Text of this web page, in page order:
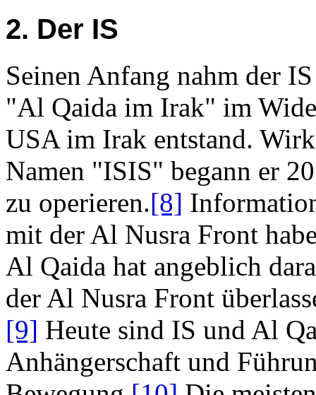
2. Der IS
Seinen Anfang nahm der
"Al Qaida im Irak" im
USA im Irak entstand.
Namen "ISIS" begann er
zu operieren.[8]
mit der Al Nusra Front
Al Qaida hat angeblich
der Al Nusra Front
[9] Heute sind IS und Al
Anhängerschaft und